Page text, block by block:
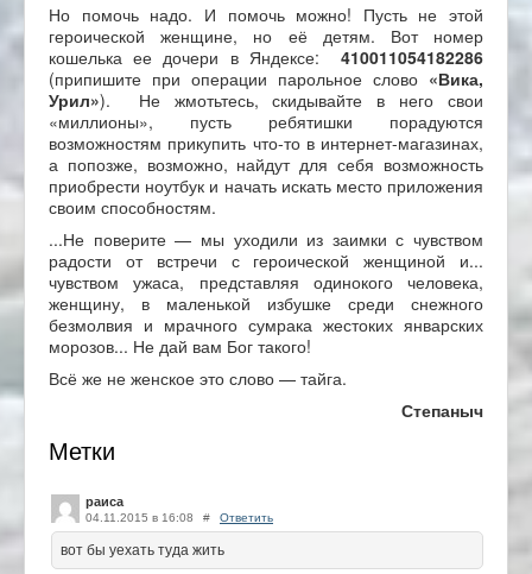
Но помочь надо. И помочь можно! Пусть не этой
героической женщине, но её детям. Вот номер
кошелька ее дочери в Яндексе:
410011054182286
(припишите при операции парольное слово «Вика,
Урил»). Не жмотьтесь, скидывайте в него свои
«миллионы», пусть ребятишки порадуются
возможностям прикупить что-то в интернет-магазинах,
а попозже, возможно, найдут для себя возможность
приобрести ноутбук и начать искать место приложения
своим способностям.
...Не поверите — мы уходили из заимки с чувством
радости от встречи с героической женщиной и...
чувством ужаса, представляя одинокого человека,
женщину, в маленькой избушке среди снежного
безмолвия и мрачного сумрака жестоких январских
морозов... Не дай вам Бог такого!
Всё же не женское это слово — тайга.
Степаныч
Метки
раиса
04.11.2015 в 16:08 # Ответить
вот бы уехать туда жить